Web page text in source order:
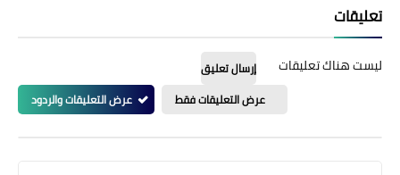
تعليقات
ليست هناك تعليقات
إرسال تعليق
عرض التعليقات فقط
عرض التعليقات والردود